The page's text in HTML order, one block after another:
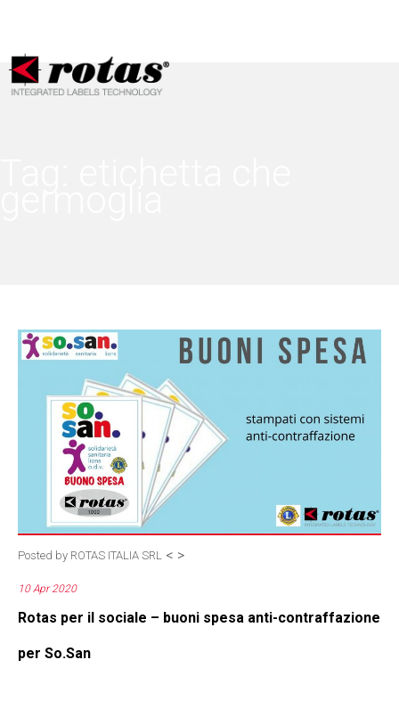
<
Posted by ROTAS ITALIA SRL >
10 Apr 2020
Rotas per il sociale – buoni spesa anti-contraffazione
per So.San
Informativa sulla raccolta